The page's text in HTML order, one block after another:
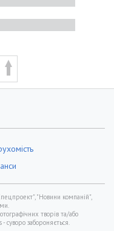
"Новини компаній",
творів та/або
суворо забороняється.